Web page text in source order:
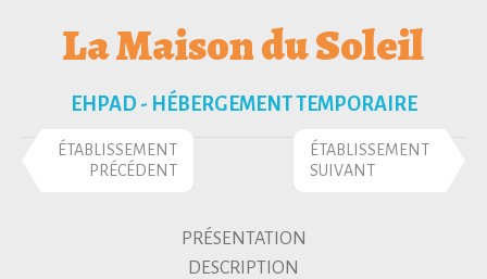
La Maison du Soleil
EHPAD - HÉBERGEMENT TEMPORAIRE
ÉTABLISSEMENT
PRÉCÉDENT
ÉTABLISSEMENT
SUIVANT
PRÉSENTATION
DESCRIPTION